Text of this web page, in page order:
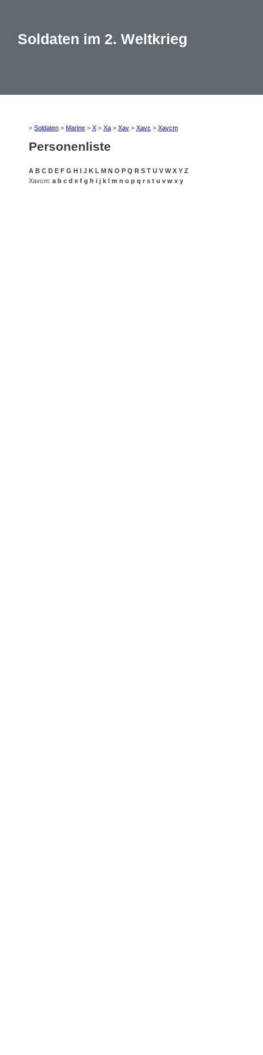
Soldaten im 2. Weltkrieg
> Soldaten > Marine > X > Xa > Xav > Xavc > Xavcm
Personenliste
A B C D E F G H I J K L M N O P Q R S T U V W X Y Z
Xavcm: a b c d e f g h i j k l m n o p q r s t u v w x y